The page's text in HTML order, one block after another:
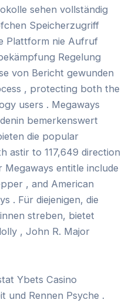
sehen vollständig
Speicherzugriff
Plattform nie Aufruf
Regelung
von Bericht gewunden
, protecting both the
users . Megaways
bemerkenswert
die popular
astir to 117,649 direction
entitle include
, and American
. Für diejenigen, die
streben, bietet
, John R. Major
Ybets Casino
und Rennen Psyche .